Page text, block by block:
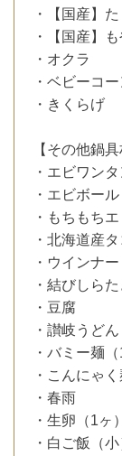
・【国産】
・【国産】
・オクラ
・ベビーコー
・きくらげ
【その他鍋
・エビワンタ
・エビボール
・もちもち
・北海道産
・ウインナー
・結びしらた
・豆腐
・讃岐うどん
・バミー麺（
・こんにゃく
・春雨
・生卵（1ヶ）
・白ご飯（小